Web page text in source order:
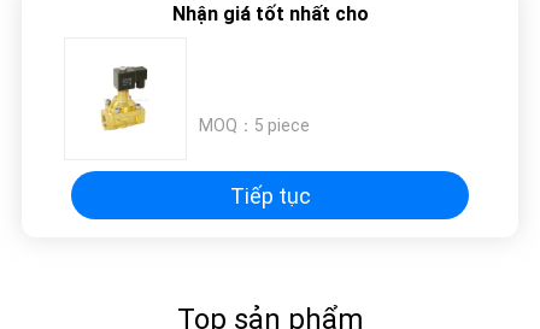
Nhận giá tốt nhất cho
MOQ： 5 piece
Tiếp tục
Top sản phẩm